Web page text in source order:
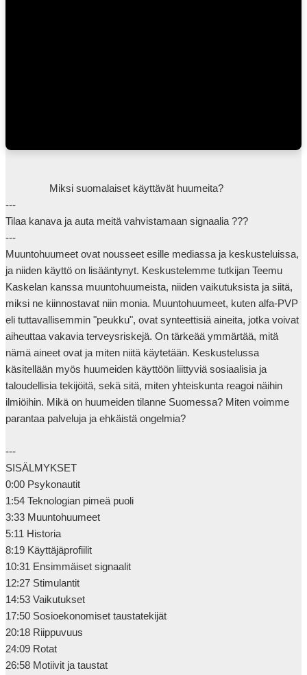
---
Tilaa kanava ja auta meitä vahvistamaan signaalia ???
---
Muuntohuumeet ovat nousseet esille mediassa ja keskusteluissa,
ja niiden käyttö on lisääntynyt. Keskustelemme tutkijan Teemu
Kaskelan kanssa muuntohuumeista, niiden vaikutuksista ja siitä,
miksi ne kiinnostavat niin monia. Muuntohuumeet, kuten alfa-PVP
eli tuttavallisemmin "peukku", ovat synteettisiä aineita, jotka voivat
aiheuttaa vakavia terveysriskejä. On tärkeää ymmärtää, mitä
nämä aineet ovat ja miten niitä käytetään. Keskustelussa
käsitellään myös huumeiden käyttöön liittyviä sosiaalisia ja
taloudellisia tekijöitä, sekä sitä, miten yhteiskunta reagoi näihin
ilmiöihin. Mikä on huumeiden tilanne Suomessa? Miten voimme
parantaa palveluja ja ehkäistä ongelmia?
---
SISÄLMYKSET
0:00 Psykonautit
1:54 Teknologian pimeä puoli
3:33 Muuntohuumeet
5:11 Historia
8:19 Käyttäjäprofiilit
10:31 Ensimmäiset signaalit
12:27 Stimulantit
14:53 Vaikutukset
17:50 Sosioekonomiset taustatekijät
20:18 Riippuvuus
24:09 Rotat
26:58 Motiivit ja taustat